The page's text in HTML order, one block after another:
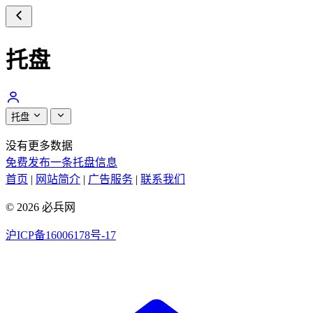
托盘
托盘
没有更多数据
免费发布一条托盘信息
首页 | 网站简介 | 广告服务 | 联系我们
© 2026 必兵网
沪ICP备16006178号-17